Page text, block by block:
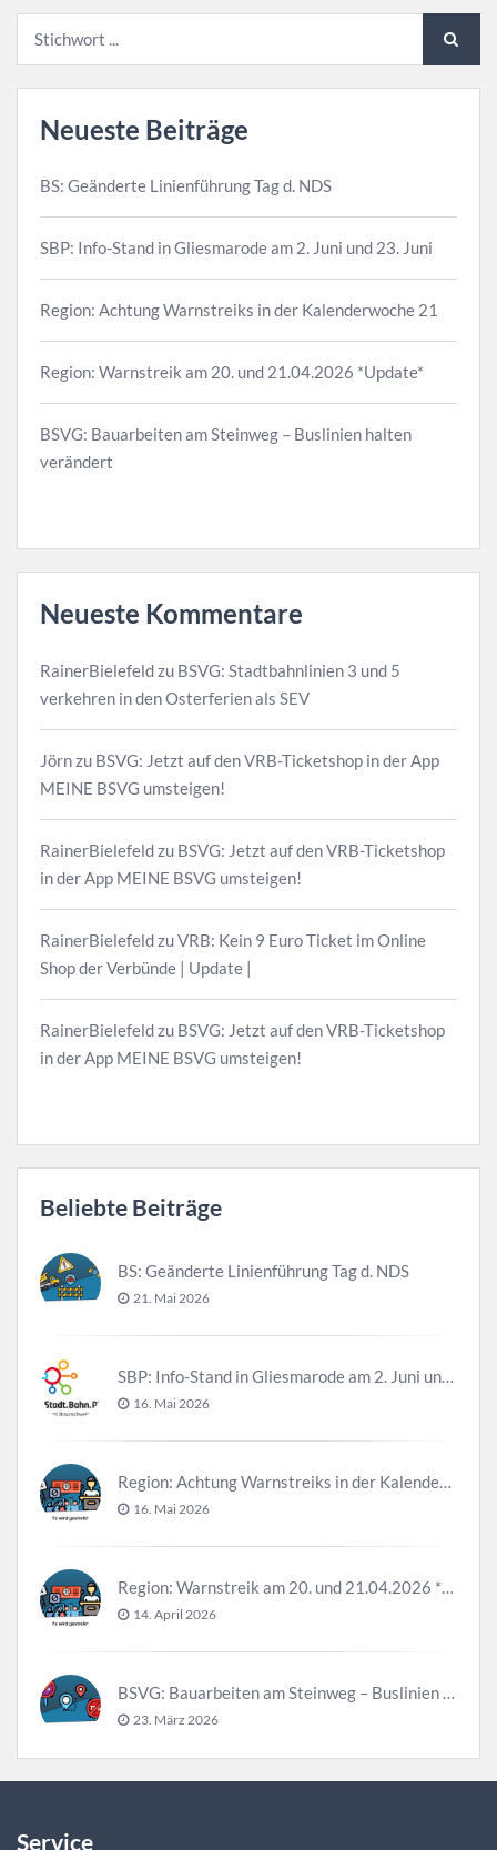
Neueste Beiträge
BS: Geänderte Linienführung Tag d. NDS
SBP: Info-Stand in Gliesmarode am 2. Juni und 23. Juni
Region: Achtung Warnstreiks in der Kalenderwoche 21
Region: Warnstreik am 20. und 21.04.2026 *Update*
BSVG: Bauarbeiten am Steinweg – Buslinien halten
verändert
Neueste Kommentare
RainerBielefeldzu BSVG: Stadtbahnlinien 3 und 5
verkehren in den Osterferien als SEV
Jörnzu BSVG: Jetzt auf den VRB-Ticketshop in der App
MEINE BSVG umsteigen!
RainerBielefeldzu BSVG: Jetzt auf den VRB-Ticketshop
in der App MEINE BSVG umsteigen!
RainerBielefeldzuVRB: Kein 9 Euro Ticket im Online
Shop der Verbünde | Update |
RainerBielefeldzu BSVG: Jetzt auf den VRB-Ticketshop
in der App MEINE BSVG umsteigen!
Beliebte Beiträge
BS: Geänderte Linienführung Tag d. NDS
21. Mai 2026
SBP: Info-Stand in Gliesmarode am 2. Juni und 23. Juni
16. Mai 2026
Region: Achtung Warnstreiks in der Kalenderwoche 21
16. Mai 2026
Region: Warnstreik am 20. und 21.04.2026 *Update*
14. April 2026
BSVG: Bauarbeiten am Steinweg – Buslinien halten verändert
23. März 2026
Service